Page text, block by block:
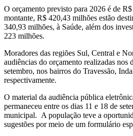
O orçamento previsto para 2026 é de
montante, R$ 420,43 milhões estão
340,93 milhões, à Saúde, além dos
223 milhões.
Moradores das regiões Sul, Central e
audiências do orçamento realizadas nos
setembro, nos bairros do Travessão,
respectivamente.
O material da audiência pública
permaneceu entre os dias 11 e 18 de
municipal. A população teve a
sugestões por meio de um formulário